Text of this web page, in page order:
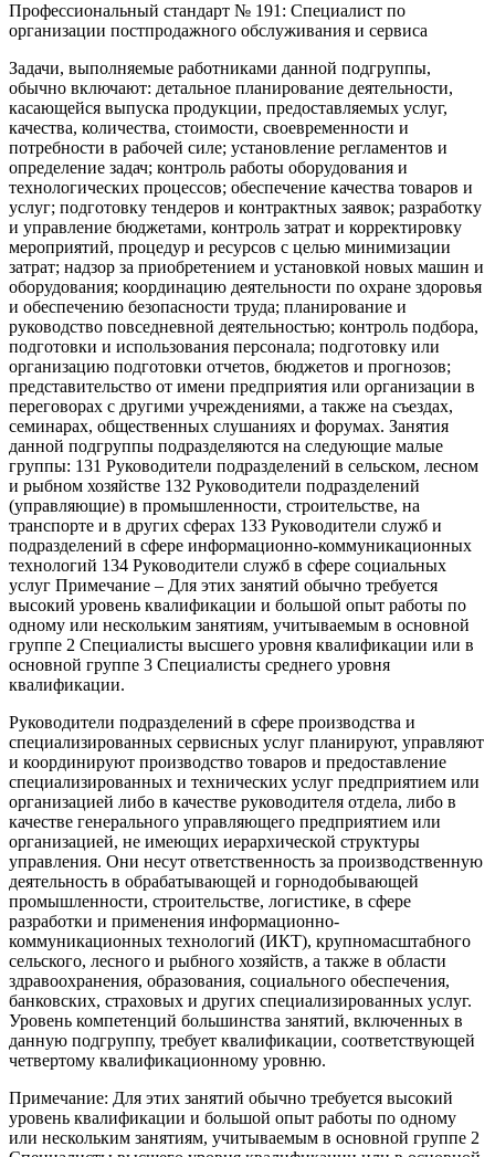
Профессиональный стандарт № 191: Специалист по
организации постпродажного обслуживания и сервиса
Задачи, выполняемые работниками данной подгруппы,
обычно включают: детальное планирование деятельности,
касающейся выпуска продукции, предоставляемых услуг,
качества, количества, стоимости, своевременности и
потребности в рабочей силе; установление регламентов и
определение задач; контроль работы оборудования и
технологических процессов; обеспечение качества товаров и
услуг; подготовку тендеров и контрактных заявок; разработку
и управление бюджетами, контроль затрат и корректировку
мероприятий, процедур и ресурсов с целью минимизации
затрат; надзор за приобретением и установкой новых машин и
оборудования; координацию деятельности по охране здоровья
и обеспечению безопасности труда; планирование и
руководство повседневной деятельностью; контроль подбора,
подготовки и использования персонала; подготовку или
организацию подготовки отчетов, бюджетов и прогнозов;
представительство от имени предприятия или организации в
переговорах с другими учреждениями, а также на съездах,
семинарах, общественных слушаниях и форумах. Занятия
данной подгруппы подразделяются на следующие малые
группы: 131 Руководители подразделений в сельском, лесном
и рыбном хозяйстве 132 Руководители подразделений
(управляющие) в промышленности, строительстве, на
транспорте и в других сферах 133 Руководители служб и
подразделений в сфере информационно-коммуникационных
технологий 134 Руководители служб в сфере социальных
услуг Примечание – Для этих занятий обычно требуется
высокий уровень квалификации и большой опыт работы по
одному или нескольким занятиям, учитываемым в основной
группе 2 Специалисты высшего уровня квалификации или в
основной группе 3 Специалисты среднего уровня
квалификации.
Руководители подразделений в сфере производства и
специализированных сервисных услуг планируют, управляют
и координируют производство товаров и предоставление
специализированных и технических услуг предприятием или
организацией либо в качестве руководителя отдела, либо в
качестве генерального управляющего предприятием или
организацией, не имеющих иерархической структуры
управления. Они несут ответственность за производственную
деятельность в обрабатывающей и горнодобывающей
промышленности, строительстве, логистике, в сфере
разработки и применения информационно-
коммуникационных технологий (ИКТ), крупномасштабного
сельского, лесного и рыбного хозяйств, а также в области
здравоохранения, образования, социального обеспечения,
банковских, страховых и других специализированных услуг.
Уровень компетенций большинства занятий, включенных в
данную подгруппу, требует квалификации, соответствующей
четвертому квалификационному уровню.
Примечание: Для этих занятий обычно требуется высокий
уровень квалификации и большой опыт работы по одному
или нескольким занятиям, учитываемым в основной группе 2